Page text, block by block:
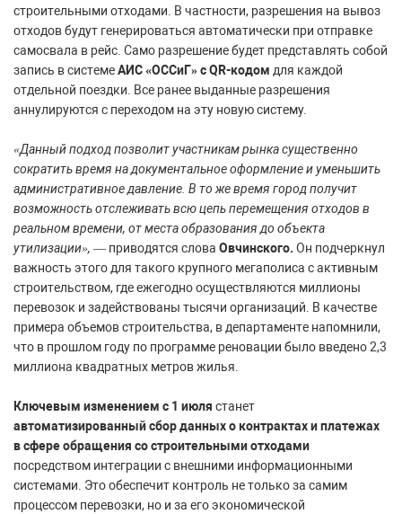
строительными отходами. В частности, разрешения на вывоз
отходов будут генерироваться автоматически при отправке
самосвала в рейс. Само разрешение будет представлять собой
запись в системеАИС «ОССиГ» с QR-кодом для каждой
отдельной поездки. Все ранее выданные разрешения
аннулируются с переходом на эту новую систему.
«Данный подход позволит участникам рынка существенно
сократить время на документальное оформление и уменьшить
административное давление. В то же время город получит
возможность отслеживать всю цепь перемещения отходов в
реальном времени, от места образования до объекта
утилизации», — приводятся слова Овчинского. Он подчеркнул
важность этого для такого крупного мегаполиса с активным
строительством, где ежегодно осуществляются миллионы
перевозок и задействованы тысячи организаций. В качестве
примера объемов строительства, в департаменте напомнили,
что в прошлом году по программе реновации было введено 2,3
миллиона квадратных метров жилья.
Ключевым изменением с 1 июля станет
автоматизированный сбор данных о контрактах и платежах
в сфере обращения со строительными отходами
посредством интеграции с внешними информационными
системами. Это обеспечит контроль не только за самим
процессом перевозки, но и за его экономической